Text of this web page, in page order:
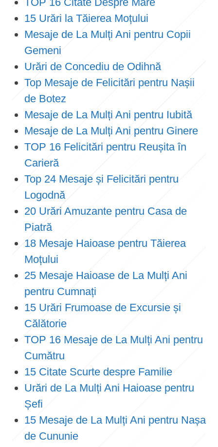
15 Urări la Tăierea Moțului
Mesaje de La Mulți Ani pentru Copii
Gemeni
Urări de Concediu de Odihnă
Top Mesaje de Felicitări pentru Nașii
de Botez
Mesaje de La Mulți Ani pentru Iubită
Mesaje de La Mulți Ani pentru Ginere
TOP 16 Felicitări pentru Reușita în
Carieră
Top 24 Mesaje și Felicitări pentru
Logodnă
20 Urări Amuzante pentru Casa de
Piatră
18 Mesaje Haioase pentru Tăierea
Moțului
25 Mesaje Haioase de La Mulți Ani
pentru Cumnați
15 Urări Frumoase de Excursie și
Călătorie
TOP 16 Mesaje de La Mulți Ani pentru
Cumătru
15 Citate Scurte despre Familie
Urări de La Mulți Ani Haioase pentru
Șefi
15 Mesaje de La Mulți Ani pentru Nașa
de Cununie